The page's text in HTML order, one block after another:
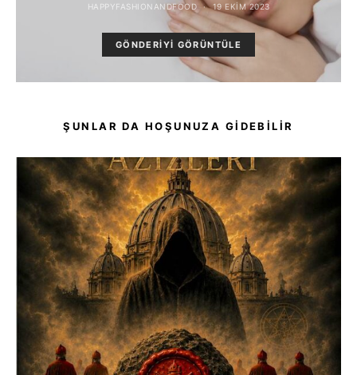
HAPPYFASHIONANDFOOD 19 EKIM 2023
GÖNDERIYI GÖRÜNTÜLE
ŞUNLAR DA HOŞUNUZA GIDEBILIR